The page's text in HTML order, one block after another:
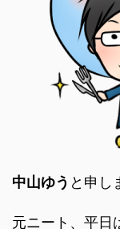
中山ゆう と申し
元ニート、平日